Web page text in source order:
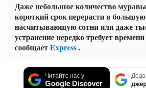
Даже небольшое количество
короткий срок перерасти в
насчитывающую сотни или даже
устранение нередко требует
сообщаетExpress.
Читайте нас у
Google Discover